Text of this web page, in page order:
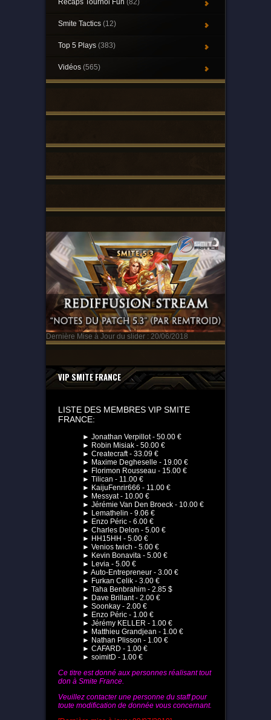
Smite Tactics (12)
Top 5 Plays (383)
Vidéos (565)
Dernière Mise à Jour du slider : 20/06/2018
VIP SMITE FRANCE
LISTE DES MEMBRES VIP SMITE
FRANCE:
► Jonathan Verpillot - 50.00 €
► Robin Misiak - 50.00 €
► Createcraft - 33.09 €
► Maxime Degheselle - 19.00 €
► Florimon Rousseau - 15.00 €
► Tilican - 11.00 €
► KaijuFenrir666 - 11.00 €
► Messyat - 10.00 €
► Jérémie Van Den Broeck - 10.00 €
► Lemathelin - 9.06 €
► Enzo Péric - 6.00 €
► Charles Delon - 5.00 €
► HH15HH - 5.00 €
► Venios twich - 5.00 €
► Kevin Bonavita - 5.00 €
► Levia - 5.00 €
► Auto-Entrepreneur - 3.00 €
► Furkan Celik - 3.00 €
► Taha Benbrahim - 2.85 $
► Dave Brillant - 2.00 €
► Soonkay - 2.00 €
► Enzo Péric - 1.00 €
► Jérémy KELLER - 1.00 €
► Matthieu Grandjean - 1.00 €
► Nathan Plisson - 1.00 €
► CAFARD - 1.00 €
► soimitD - 1.00 €
Ce titre est donné aux personnes réalisant tout
don à Smite France.
Veuillez contacter une personne du staff pour
toute modification de donnée vous concernant.